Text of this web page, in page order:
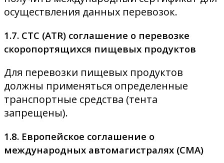
осуществления данных перевозок.
1.7. СТС (ATR) соглашение о перевозке
скоропортящихся пищевых продуктов
Для перевозки пищевых продуктов
должны применяться определенные
транспортные средства (тента
запрещены).
1.8. Европейское соглашение о
международных автомагистралях (CMA)